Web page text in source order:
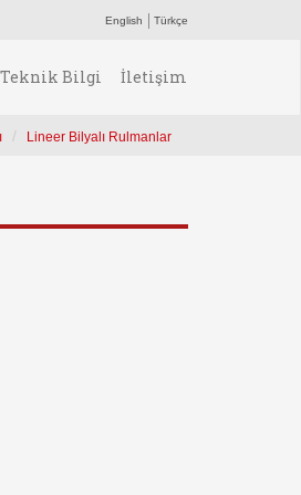
English Türkçe
Teknik Bilgi İletişim
Lineer Bilyalı Rulmanlar